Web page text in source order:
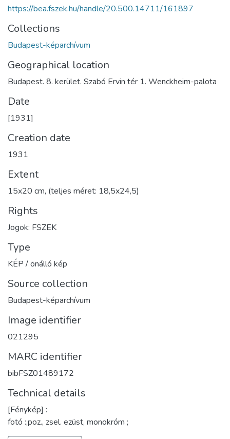
https://bea.fszek.hu/handle/20.500.14711/161897
Collections
Budapest-képarchívum
Geographical location
Budapest. 8. kerület. Szabó Ervin tér 1. Wenckheim-palota
Date
[1931]
Creation date
1931
Extent
15x20 cm, (teljes méret: 18,5x24,5)
Rights
Jogok: FSZEK
Type
KÉP / önálló kép
Source collection
Budapest-képarchívum
Image identifier
021295
MARC identifier
bibFSZ01489172
Technical details
[Fénykép] :
fotó :,poz., zsel. ezüst, monokróm ;